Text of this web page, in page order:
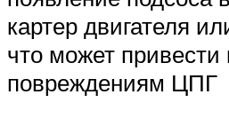
картер двигателя
что может привести
повреждениям ЦПГ